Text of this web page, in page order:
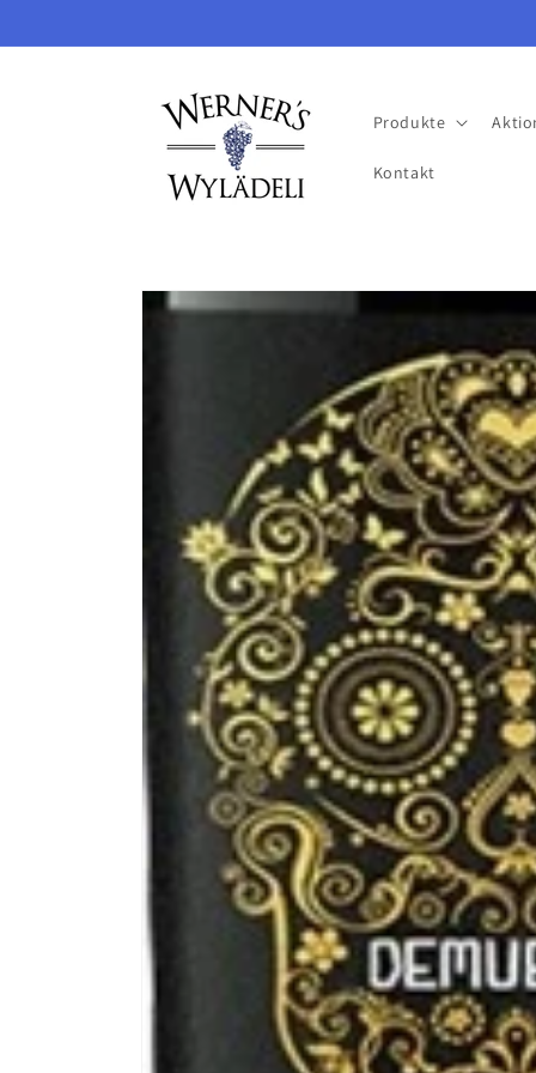
Inhalt
Produkte
Kontakt
Zu
Produktinformationen